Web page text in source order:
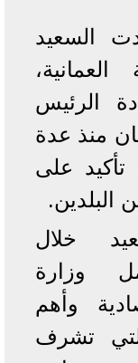
السعيد
الرئيس
منذ عدة
على
البلدين.
خلال
وزارة
وأهم
تشرف